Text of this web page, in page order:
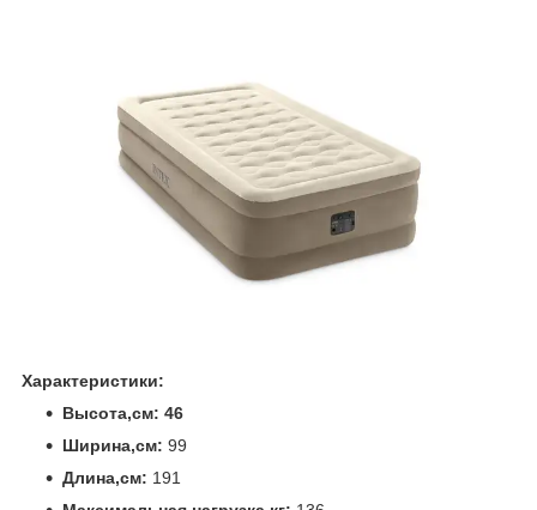
Характеристики:
Высота,см: 46
Ширина,см: 99
Длина,см: 191